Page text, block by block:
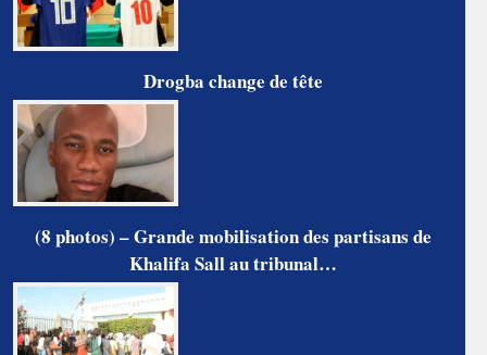
Drogba change de tête
(8 photos) – Grande mobilisation des partisans de
Khalifa Sall au tribunal…